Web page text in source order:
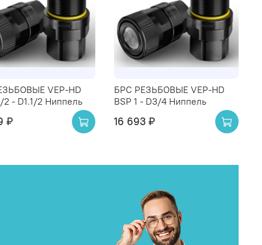
VEP-HD
2 - D1.1/2 Ниппель
₽
БРС РЕЗЬБОВЫЕ VEP-HD
BSP 1 - D3/4 Ниппель
16 693 ₽